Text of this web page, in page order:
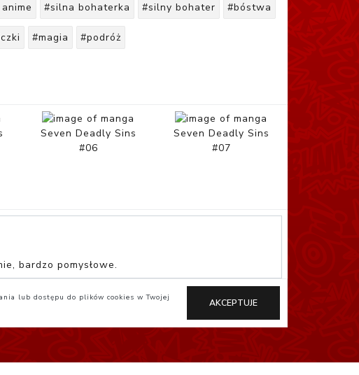
#silna bohaterka #silny bohater #bóstwa
#magia #podróż
Seven Deadly Sins
#06
Seven Deadly Sins
#07
bardzo pomysłowe.
lub dostępu do plików cookies w Twojej
AKCEPTUJE